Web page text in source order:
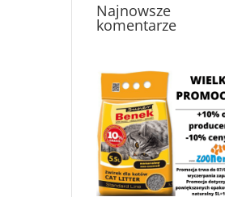
Najnowsze
komentarze